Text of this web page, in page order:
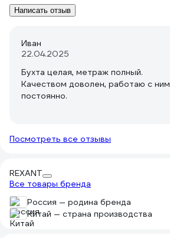
Написать отзыв
Иван
22.04.2025
Бухта целая, метраж полный.
Качеством доволен, работаю с ним
постоянно.
Посмотреть все отзывы
REXANT
Все товары бренда
Россия — родина бренда
Китай — страна производства